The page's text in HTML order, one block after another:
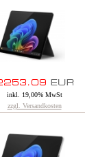
inkl. 19,00% MwSt
zzgl. Versandkosten